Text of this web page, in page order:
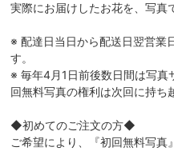
実際にお届けしたお花を、写真
※ 配達日当日から配送日翌営業
す。
※ 毎年4月1日前後数日間は写真
回無料写真の権利は次回に持ち
◆初めてのご注文の方◆
ご希望により、『初回無料写真